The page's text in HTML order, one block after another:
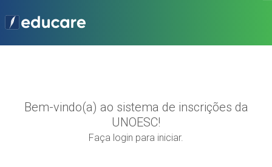
Bem-vindo(a) ao sistema de inscrições da
UNOESC!
Faça login para iniciar.